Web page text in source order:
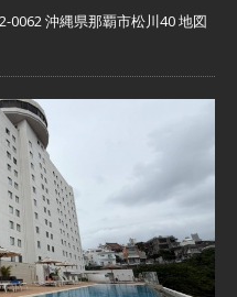
0062 沖縄県那覇市松川40 地図